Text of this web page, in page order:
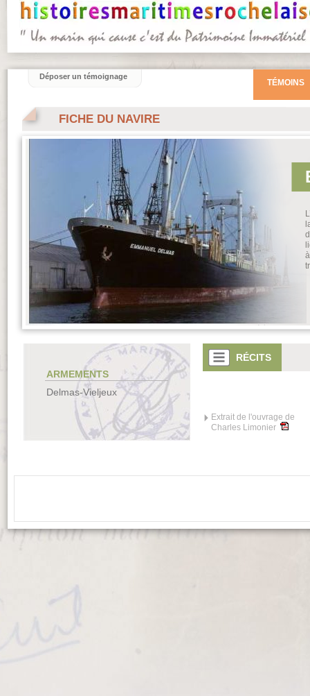
FICHE DU NAVIRE
ARMEMENTS
Delmas-Vieljeux
RÉCITS
Extrait de l'ouvrage de
Charles Limonier
TÉMOINS
Déposer un témoignage